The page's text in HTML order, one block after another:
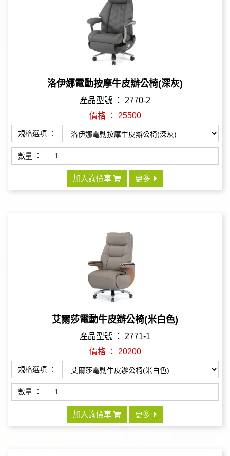
洛伊娜電動按摩牛皮辦公椅(深灰)
產品型號 ： 2770-2
價格 ： 25500
規格選項 ：
數量 ：
加入詢價車 更多
艾爾莎電動牛皮辦公椅(米白色)
產品型號 ： 2771-1
價格 ： 20200
規格選項 ：
數量 ：
加入詢價車 更多